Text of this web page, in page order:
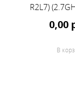
R2L7)
Graphics
0,00
В